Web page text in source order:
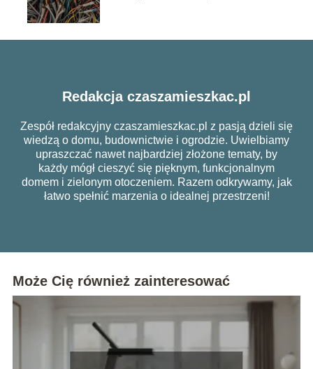
Redakcja czaszamieszkac.pl
Zespół redakcyjny czaszamieszkac.pl z pasją dzieli się
wiedzą o domu, budownictwie i ogrodzie. Uwielbiamy
upraszczać nawet najbardziej złożone tematy, by
każdy mógł cieszyć się pięknym, funkcjonalnym
domem i zielonym otoczeniem. Razem odkrywamy, jak
łatwo spełnić marzenia o idealnej przestrzeni!
Może Cię również zainteresować